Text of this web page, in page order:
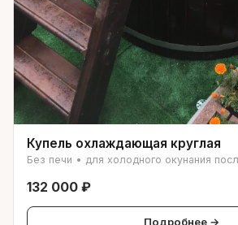
Купель охлаждающая круглая
Без печи • для холодного окунания
132 000 ₽
Подробнее →